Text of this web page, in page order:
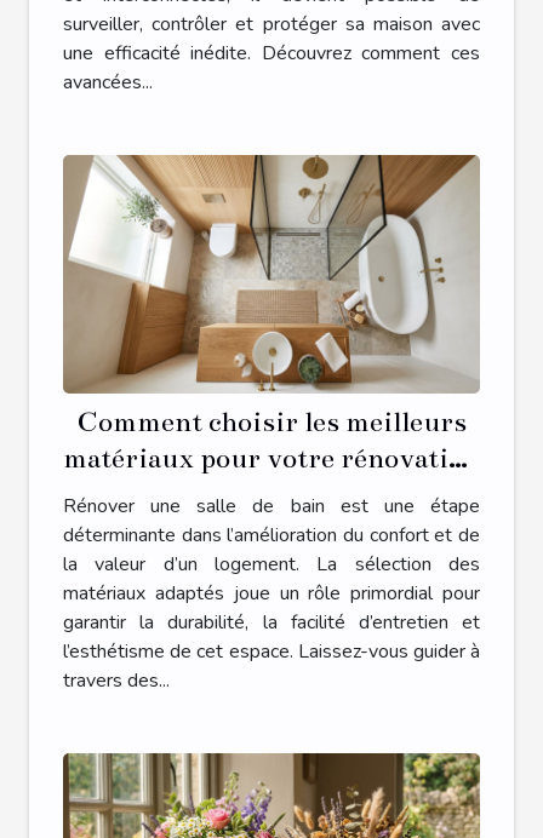
surveiller, contrôler et protéger sa maison avec
une efficacité inédite. Découvrez comment ces
avancées...
Comment choisir les meilleurs
matériaux pour votre rénovation
de salle de bain ?
Rénover une salle de bain est une étape
déterminante dans l’amélioration du confort et de
la valeur d’un logement. La sélection des
matériaux adaptés joue un rôle primordial pour
garantir la durabilité, la facilité d’entretien et
l’esthétisme de cet espace. Laissez-vous guider à
travers des...